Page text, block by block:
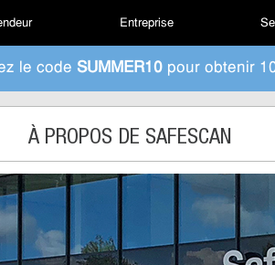
Entreprise
le code SUMMER10 pour obtenir
À PROPOS DE SAFESCAN